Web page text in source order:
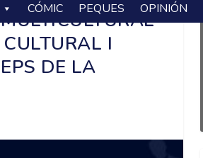
CÓMIC PEQUES OPINIÓN
I
DE LA